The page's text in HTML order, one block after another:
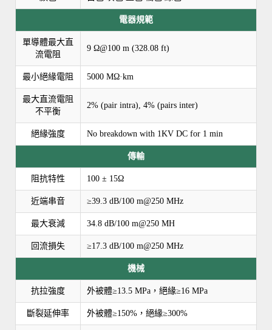
電器規範
單導體最大直
流電阻
9 Ω@100 m (328.08 ft)
最小絕緣電阻 5000 MΩ·km
最大直流電阻
不平衡
2% (pair intra), 4% (pairs inter)
絕緣強度 No breakdown with 1KV DC for 1 min
傳輸
阻抗特性 100 ± 15Ω
近端串音 ≥39.3 dB/100 m@250 MHz
最大衰減 34.8 dB/100 m@250 MH
回流損失 ≥17.3 dB/100 m@250 MHz
機械
抗拉強度 外被體≥13.5 MPa，絕緣≥16 MPa
斷裂延伸率 外被體≥150%，絕緣≥300%